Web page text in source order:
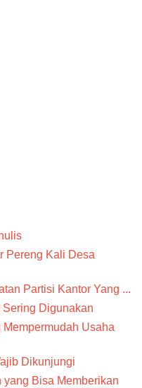
Pereng Kali Desa
Partisi Kantor Yang ...
Digunakan
Usaha
Dikunjungi
Bisa Memberikan